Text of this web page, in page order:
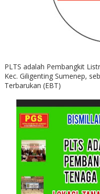
PLTS adalah Pembangkit
Kec. Giligenting Sumenep,
Terbarukan (EBT)